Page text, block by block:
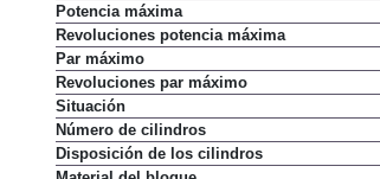
Potencia máxima
Revoluciones potencia máxima
Par máximo
Revoluciones par máximo
Situación
Número de cilindros
Disposición de los cilindros